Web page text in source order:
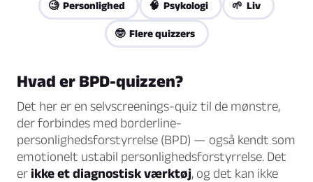
🧐 Personlighed 🧠 Psykologi 🌱 Liv
🤓 Flere quizzers
Hvad er BPD-quizzen?
Det her er en selvscreenings-quiz til de mønstre,
der forbindes med borderline-
personlighedsforstyrrelse (BPD) — også kendt som
emotionelt ustabil personlighedsforstyrrelse. Det
er ikke et diagnostisk værktøj, og det kan ikke